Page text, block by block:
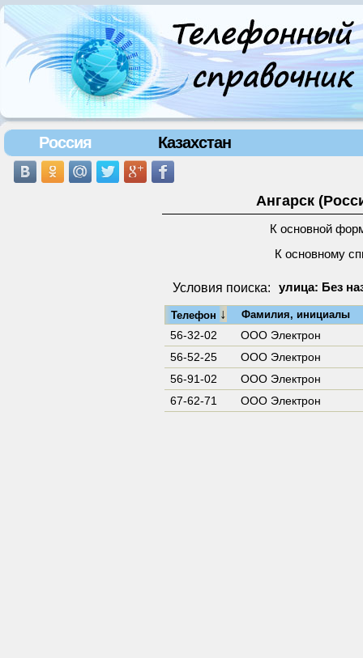
Россия Казахстан
Ангарск
К основной
К основному
Условия поиска: улица: Без
Телефон ↓ Фамилия, инициалы
56-32-02
ООО Электрон
56-52-25
ООО Электрон
56-91-02
ООО Электрон
67-62-71
ООО Электрон